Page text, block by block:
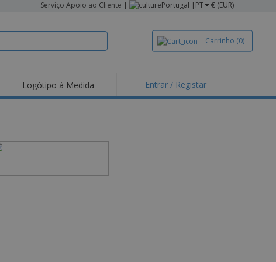
Serviço Apoio ao Cliente | Portugal | PT € (EUR)
Carrinho (0)
Logótipo à Medida Entrar / Registar